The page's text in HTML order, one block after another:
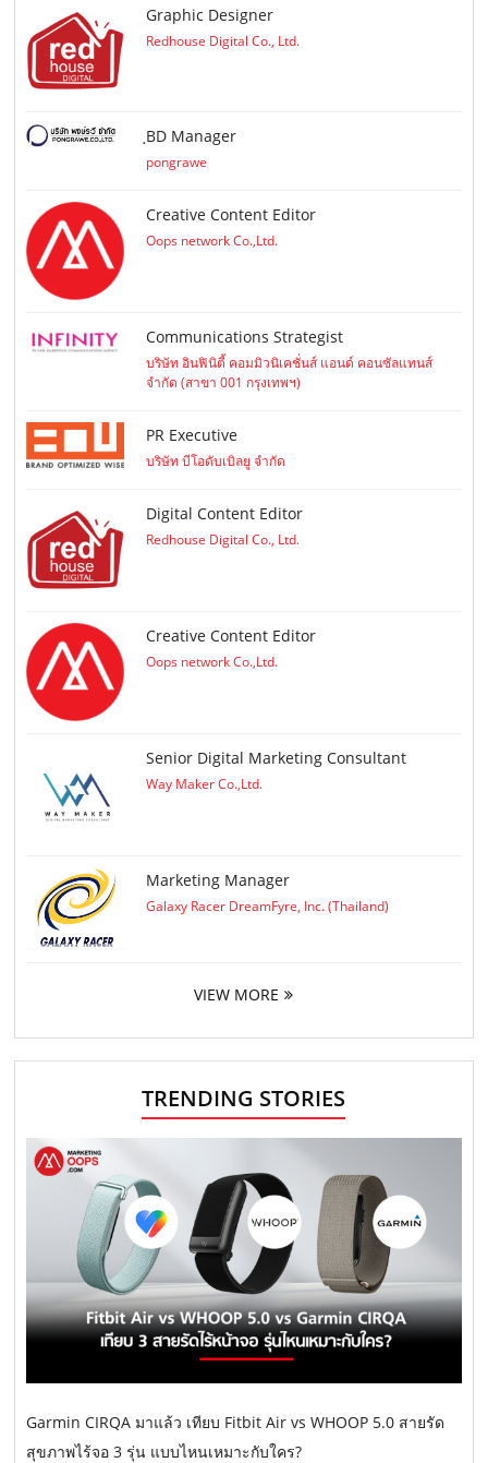
Graphic Designer
Redhouse Digital Co., Ltd.
ฺBD Manager
pongrawe
Creative Content Editor
Oops network Co.,Ltd.
Communications Strategist
บริษัท อินฟินิตี้ คอมมิวนิเคชั่นส์ แอนด์ คอนซัลแทนส์
จำกัด (สาขา 001 กรุงเทพฯ)
PR Executive
บริษัท บีโอดับเบิลยู จำกัด
Digital Content Editor
Redhouse Digital Co., Ltd.
Creative Content Editor
Oops network Co.,Ltd.
Senior Digital Marketing Consultant
Way Maker Co.,Ltd.
Marketing Manager
Galaxy Racer DreamFyre, Inc. (Thailand)
VIEW MORE
TRENDING STORIES
Garmin CIRQA มาแล้ว เทียบ Fitbit Air vs WHOOP 5.0 สายรัด
สุขภาพไร้จอ 3 รุ่น แบบไหนเหมาะกับใคร?